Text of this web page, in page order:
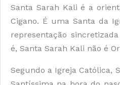
Santa Sarah Kali é a
Cigano. É uma Santa da
representação
é, Santa Sarah Kali não é
Segundo a Igreja Católica,